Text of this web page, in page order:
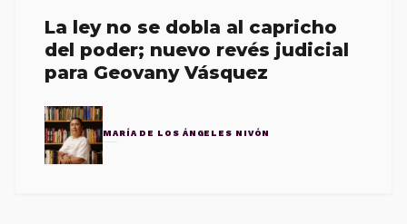
La ley no se dobla al capricho
del poder; nuevo revés judicial
para Geovany Vásquez
MARÍA DE LOS ÁNGELES NIVÓN